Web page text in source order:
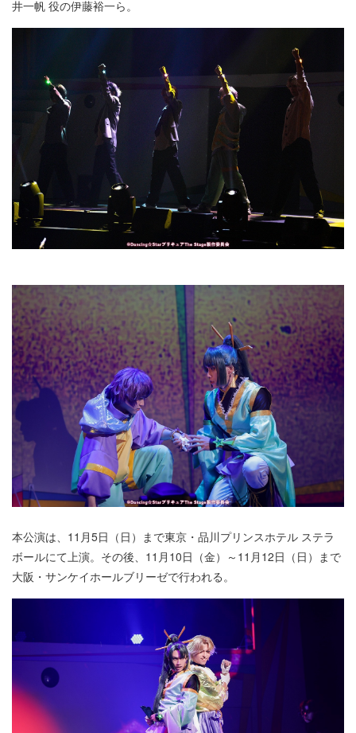
井一帆 役の伊藤裕一ら。
本公演は、11月5日（日）まで東京・品川プリンスホテル ステラ
ボールにて上演。その後、11月10日（金）～11月12日（日）まで
大阪・サンケイホールブリーゼで行われる。